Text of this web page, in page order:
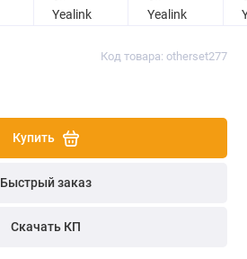
Код товара: otherset277
Купить
Быстрый заказ
Скачать КП